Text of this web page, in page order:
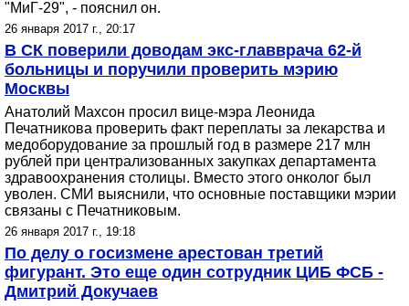
"МиГ-29", - пояснил он.
26 января 2017 г., 20:17
В СК поверили доводам экс-главврача 62-й
больницы и поручили проверить мэрию
Москвы
Анатолий Махсон просил вице-мэра Леонида
Печатникова проверить факт переплаты за лекарства и
медоборудование за прошлый год в размере 217 млн
рублей при централизованных закупках департамента
здравоохранения столицы. Вместо этого онколог был
уволен. СМИ выяснили, что основные поставщики мэрии
связаны с Печатниковым.
26 января 2017 г., 19:18
По делу о госизмене арестован третий
фигурант. Это еще один сотрудник ЦИБ ФСБ -
Дмитрий Докучаев